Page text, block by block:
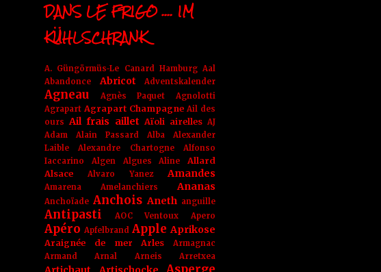
DANS LE FRIGO .... IM
KÜHLSCHRANK
A. Güngörmüs-Le Canard Hamburg Aal
Abandonce
Abricot Adventskalender
Agneau Agnès Paquet
Agnolotti
Agrapart Agrapart Champagne Ail des
ours Ail frais aillet Aïoli airelles AJ
Adam
Alain Passard Alba
Alexander
Laible
Alexandre Chartogne
Alfonso
Iaccarino
Algen Algues Aline
Allard
Alsace
Alvaro Yanez Amandes
Amarena Amelanchiers Ananas
Anchoïade Anchois Aneth anguille
Antipasti AOC Ventoux Apero
Apéro Apfelbrand Apple Aprikose
Araignée de mer Arles
Armagnac
Armand Arnal
Arneis Arretxea